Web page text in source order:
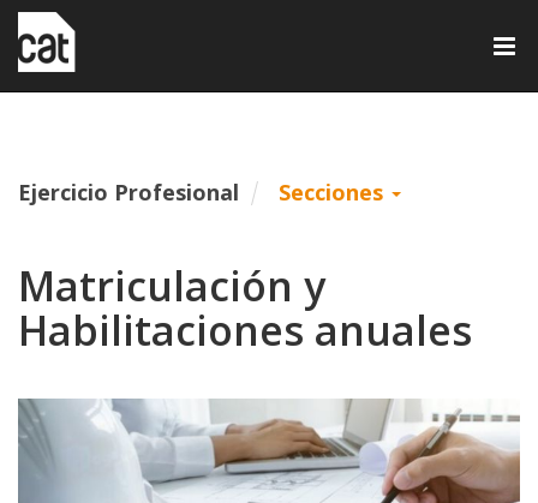
Ejercicio Profesional Secciones
Matriculación y
Habilitaciones anuales